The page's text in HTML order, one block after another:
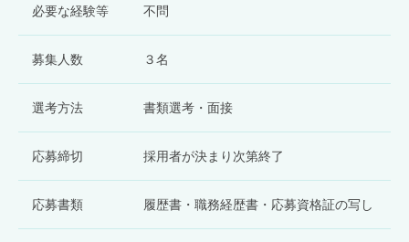
必要な経験等 不問
募集人数 ３名
選考方法 書類選考・面接
応募締切 採用者が決まり次第終了
応募書類 履歴書・職務経歴書・応募資格証の写し